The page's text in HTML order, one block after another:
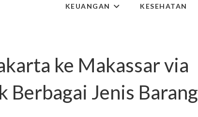
KEUANGAN KESEHATAN
ke Makassar via
Berbagai Jenis Barang